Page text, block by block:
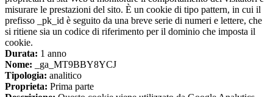
misurare le prestazioni del sito. È un cookie di tipo pattern, in cui il
prefisso _pk_id è seguito da una breve serie di numeri e lettere, che
si ritiene sia un codice di riferimento per il dominio che imposta il
cookie.
Durata: 1 anno
Nome: _ga_MT9BBY8YCJ
Tipologia: analitico
Proprieta: Prima parte